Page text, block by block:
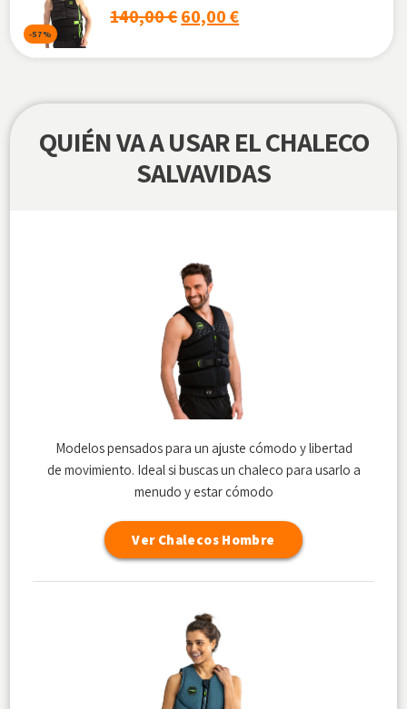
QUIÉN VA A USAR EL CHALECO
SALVAVIDAS
Modelos pensados para un ajuste cómodo y libertad
de movimiento. Ideal si buscas un chaleco para usarlo a
menudo y estar cómodo
Ver Chalecos Hombre
-57%
140,00€60,00€